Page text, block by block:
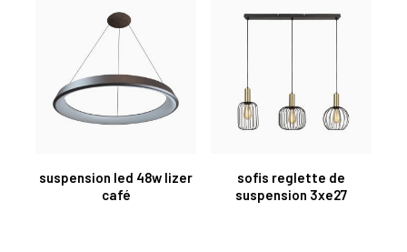
suspension led 48w lizer
café
sofis reglette de
suspension 3xe27